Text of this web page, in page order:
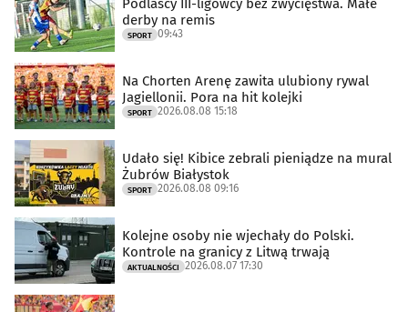
Podlascy III-ligowcy bez zwycięstwa. Małe
derby na remis
SPORT 09:43
Na Chorten Arenę zawita ulubiony rywal
Jagiellonii. Pora na hit kolejki
SPORT 2026.08.08 15:18
Udało się! Kibice zebrali pieniądze na mural
Żubrów Białystok
SPORT 2026.08.08 09:16
Kolejne osoby nie wjechały do Polski.
Kontrole na granicy z Litwą trwają
AKTUALNOŚCI 2026.08.07 17:30